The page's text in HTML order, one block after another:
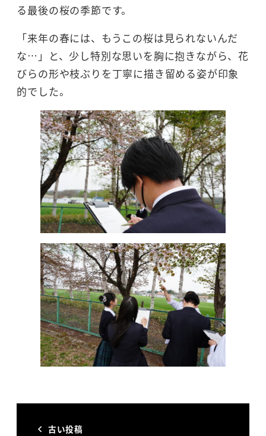
る最後の桜の季節です。
「来年の春には、もうこの桜は見られないんだ
な…」と、少し特別な思いを胸に抱きながら、花
びらの形や枝ぶりを丁寧に描き留める姿が印象
的でした。
古い投稿